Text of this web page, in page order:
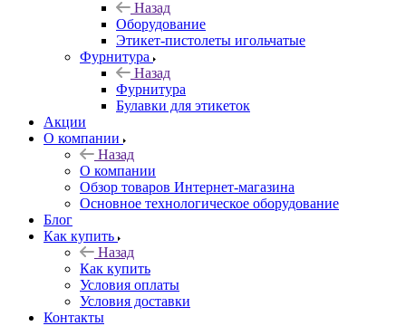
Назад
Оборудование
Этикет-пистолеты игольчатые
Фурнитура
Назад
Фурнитура
Булавки для этикеток
Акции
О компании
Назад
О компании
Обзор товаров Интернет-магазина
Основное технологическое оборудование
Блог
Как купить
Назад
Как купить
Условия оплаты
Условия доставки
Контакты